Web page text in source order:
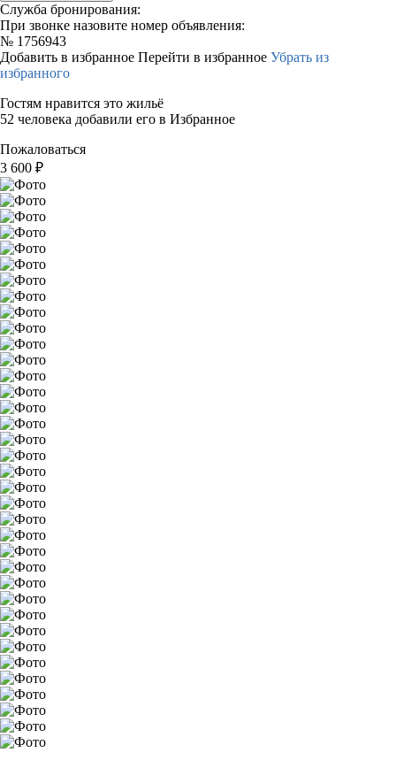
Служба бронирования:
При звонке назовите номер объявления:
№ 1756943
Добавить в избранное Перейти в избранное Убрать из
избранного
Гостям нравится это жильё
52 человека добавили его в Избранное
Пожаловаться
3 600 ₽